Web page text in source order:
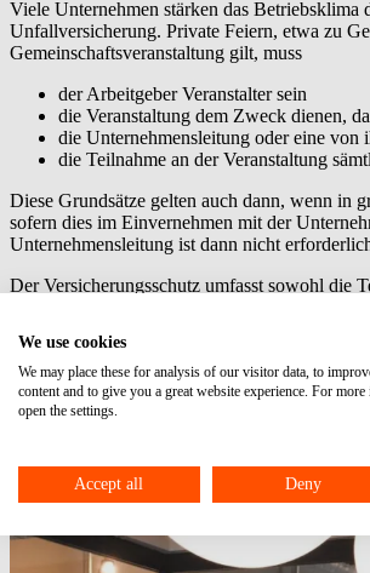
Viele Unternehmen stärken das Betriebsklima
Unfallversicherung. Private Feiern, etwa zu
Gemeinschaftsveranstaltung gilt, muss
der Arbeitgeber Veranstalter sein
die Veranstaltung dem Zweck dienen,
die Unternehmensleitung oder eine von
die Teilnahme an der Veranstaltung
Diese Grundsätze gelten auch dann, wenn in
sofern dies im Einvernehmen mit der
Unternehmensleitung ist dann nicht
Der Versicherungsschutz umfasst sowohl die
oder sich während einer privaten
Werden zu einer versicherten Veranstaltung
Teilnehmer stehen jedoch selbst nicht unter
Das könnte auch
We use cookies
We may place these for analysis of our visitor data, to
content and to give you a great website experience. For
open the settings.
Accept all Deny